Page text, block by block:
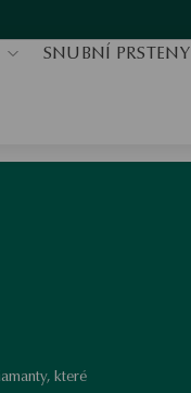
SNUBNÍ PRSTENY
které